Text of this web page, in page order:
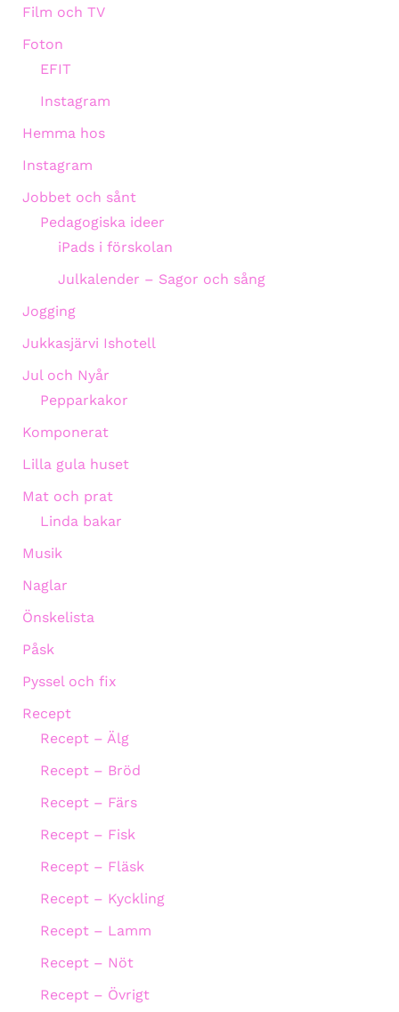
Film och TV
Foton
EFIT
Instagram
Hemma hos
Instagram
Jobbet och sånt
Pedagogiska ideer
iPads i förskolan
Julkalender – Sagor och sång
Jogging
Jukkasjärvi Ishotell
Jul och Nyår
Pepparkakor
Komponerat
Lilla gula huset
Mat och prat
Linda bakar
Musik
Naglar
Önskelista
Påsk
Pyssel och fix
Recept
Recept – Älg
Recept – Bröd
Recept – Färs
Recept – Fisk
Recept – Fläsk
Recept – Kyckling
Recept – Lamm
Recept – Nöt
Recept – Övrigt